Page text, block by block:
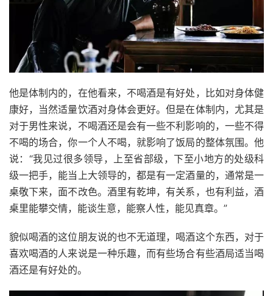
他是体制内的，在他看来，不喝酒是有好处，比如对身体健
康好，当然适量饮酒对身体会更好。但是在体制内，尤其是
对于男性来说，不喝酒还是会有一些不利影响的，一些不得
不喝的场合，你一个人不喝，就影响了饭局的整体氛围。他
说：“我见过很多领导，上至省部级，下至小地方的处级科
级一把手，能当上大领导的，都是有一定酒量的，通常是一
桌敬下来，面不改色。酒里有乾坤，有关系，也有利益，酒
桌里能攀交情，能谈生意，能察人性，能见真章。”
貌似喝酒的这位朋友说的也不无道理，喝酒这个东西，对于
喜欢喝酒的人来说是一种乐趣，而有些场合有些酒局适当喝
酒还是有好处的。